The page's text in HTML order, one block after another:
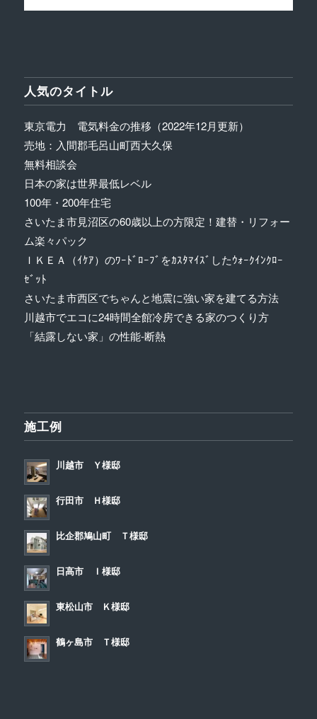
人気のタイトル
東京電力 電気料金の推移（2022年12月更新）
売地：入間郡毛呂山町西大久保
無料相談会
日本の家は世界最低レベル
100年・200年住宅
さいたま市見沼区の60歳以上の方限定！建替・リフォー
ム楽々パック
ＩＫＥＡ（ｲｹｱ）のﾜｰﾄﾞﾛｰﾌﾞをｶｽﾀﾏｲｽﾞしたｳｫｰｸｲﾝｸﾛｰ
ｾﾞｯﾄ
さいたま市西区でちゃんと地震に強い家を建てる方法
川越市でエコに24時間全館冷房できる家のつくり方
「結露しない家」の性能-断熱
施工例
川越市 Ｙ様邸
行田市 Ｈ様邸
比企郡鳩山町 Ｔ様邸
日高市 Ｉ様邸
東松山市 Ｋ様邸
鶴ヶ島市 Ｔ様邸